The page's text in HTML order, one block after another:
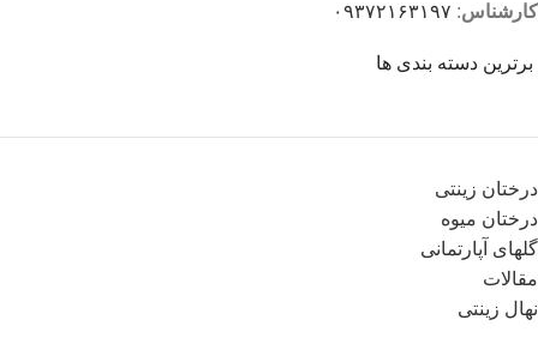
کارشناس: ۰۹۳۷۲۱۶۳۱۹۷
برترین دسته بندی ها
درختان زینتی
درختان میوه
گلهای آپارتمانی
مقالات
نهال زینتی